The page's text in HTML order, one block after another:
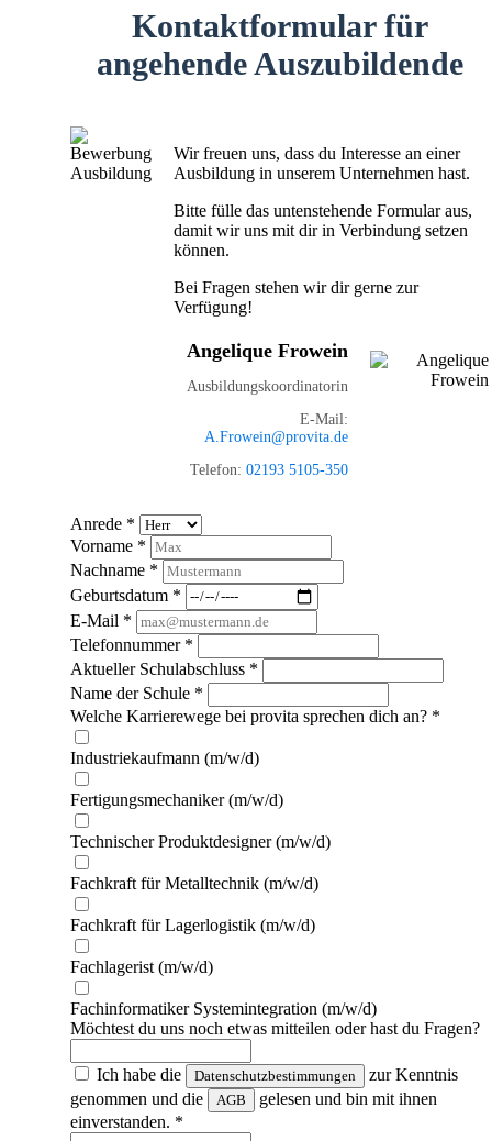
Kontaktformular für
angehende Auszubildende
Wir freuen uns, dass du Interesse an einer
Ausbildung in unserem Unternehmen hast.
Bitte fülle das untenstehende Formular aus,
damit wir uns mit dir in Verbindung setzen
können.
Bei Fragen stehen wir dir gerne zur
Verfügung!
Angelique Frowein
Ausbildungskoordinatorin
E-Mail:
A.Frowein@provita.de
Telefon:02193 5105-350
Anrede *
Vorname *
Nachname *
Geburtsdatum *
E-Mail *
Telefonnummer *
Aktueller Schulabschluss *
Name der Schule *
Welche Karrierewege bei provita sprechen dich an? *
Industriekaufmann (m/w/d)
Fertigungsmechaniker (m/w/d)
Technischer Produktdesigner (m/w/d)
Fachkraft für Metalltechnik (m/w/d)
Fachkraft für Lagerlogistik (m/w/d)
Fachlagerist (m/w/d)
Fachinformatiker Systemintegration (m/w/d)
Möchtest du uns noch etwas mitteilen oder hast du Fragen?
Ich habe die Datenschutzbestimmungen
zur Kenntnis
genommen und die
AGB
gelesen und bin mit ihnen
einverstanden. *